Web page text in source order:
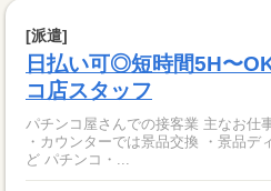
[派遣]
日払い可◎短時間5H〜
コ店スタッフ
パチンコ屋さんでの接客業 主なお仕
・カウンターでは景品交換 ・景品デ
ど パチンコ・...